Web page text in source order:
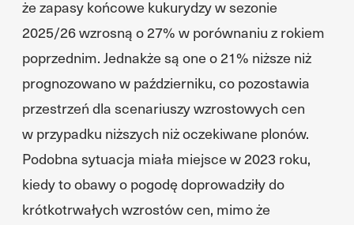
że zapasy końcowe kukurydzy w sezonie
2025/26 wzrosną o 27% w porównaniu z rokiem
poprzednim. Jednakże są one o 21% niższe niż
prognozowano w październiku, co pozostawia
przestrzeń dla scenariuszy wzrostowych cen
w przypadku niższych niż oczekiwane plonów.
Podobna sytuacja miała miejsce w 2023 roku,
kiedy to obawy o pogodę doprowadziły do
krótkotrwałych wzrostów cen, mimo że